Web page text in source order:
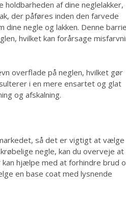
af dine neglelakker,
der påføres inden den farvede
negle og lakken. Denne
hvilket kan forårsage
overflade på neglen, hvilket gør
i en mere ensartet og glat
og afskalning.
så det er vigtigt at vælge
negle, kan du overveje at
hjælpe med at forhindre brud
en base coat med lysnende